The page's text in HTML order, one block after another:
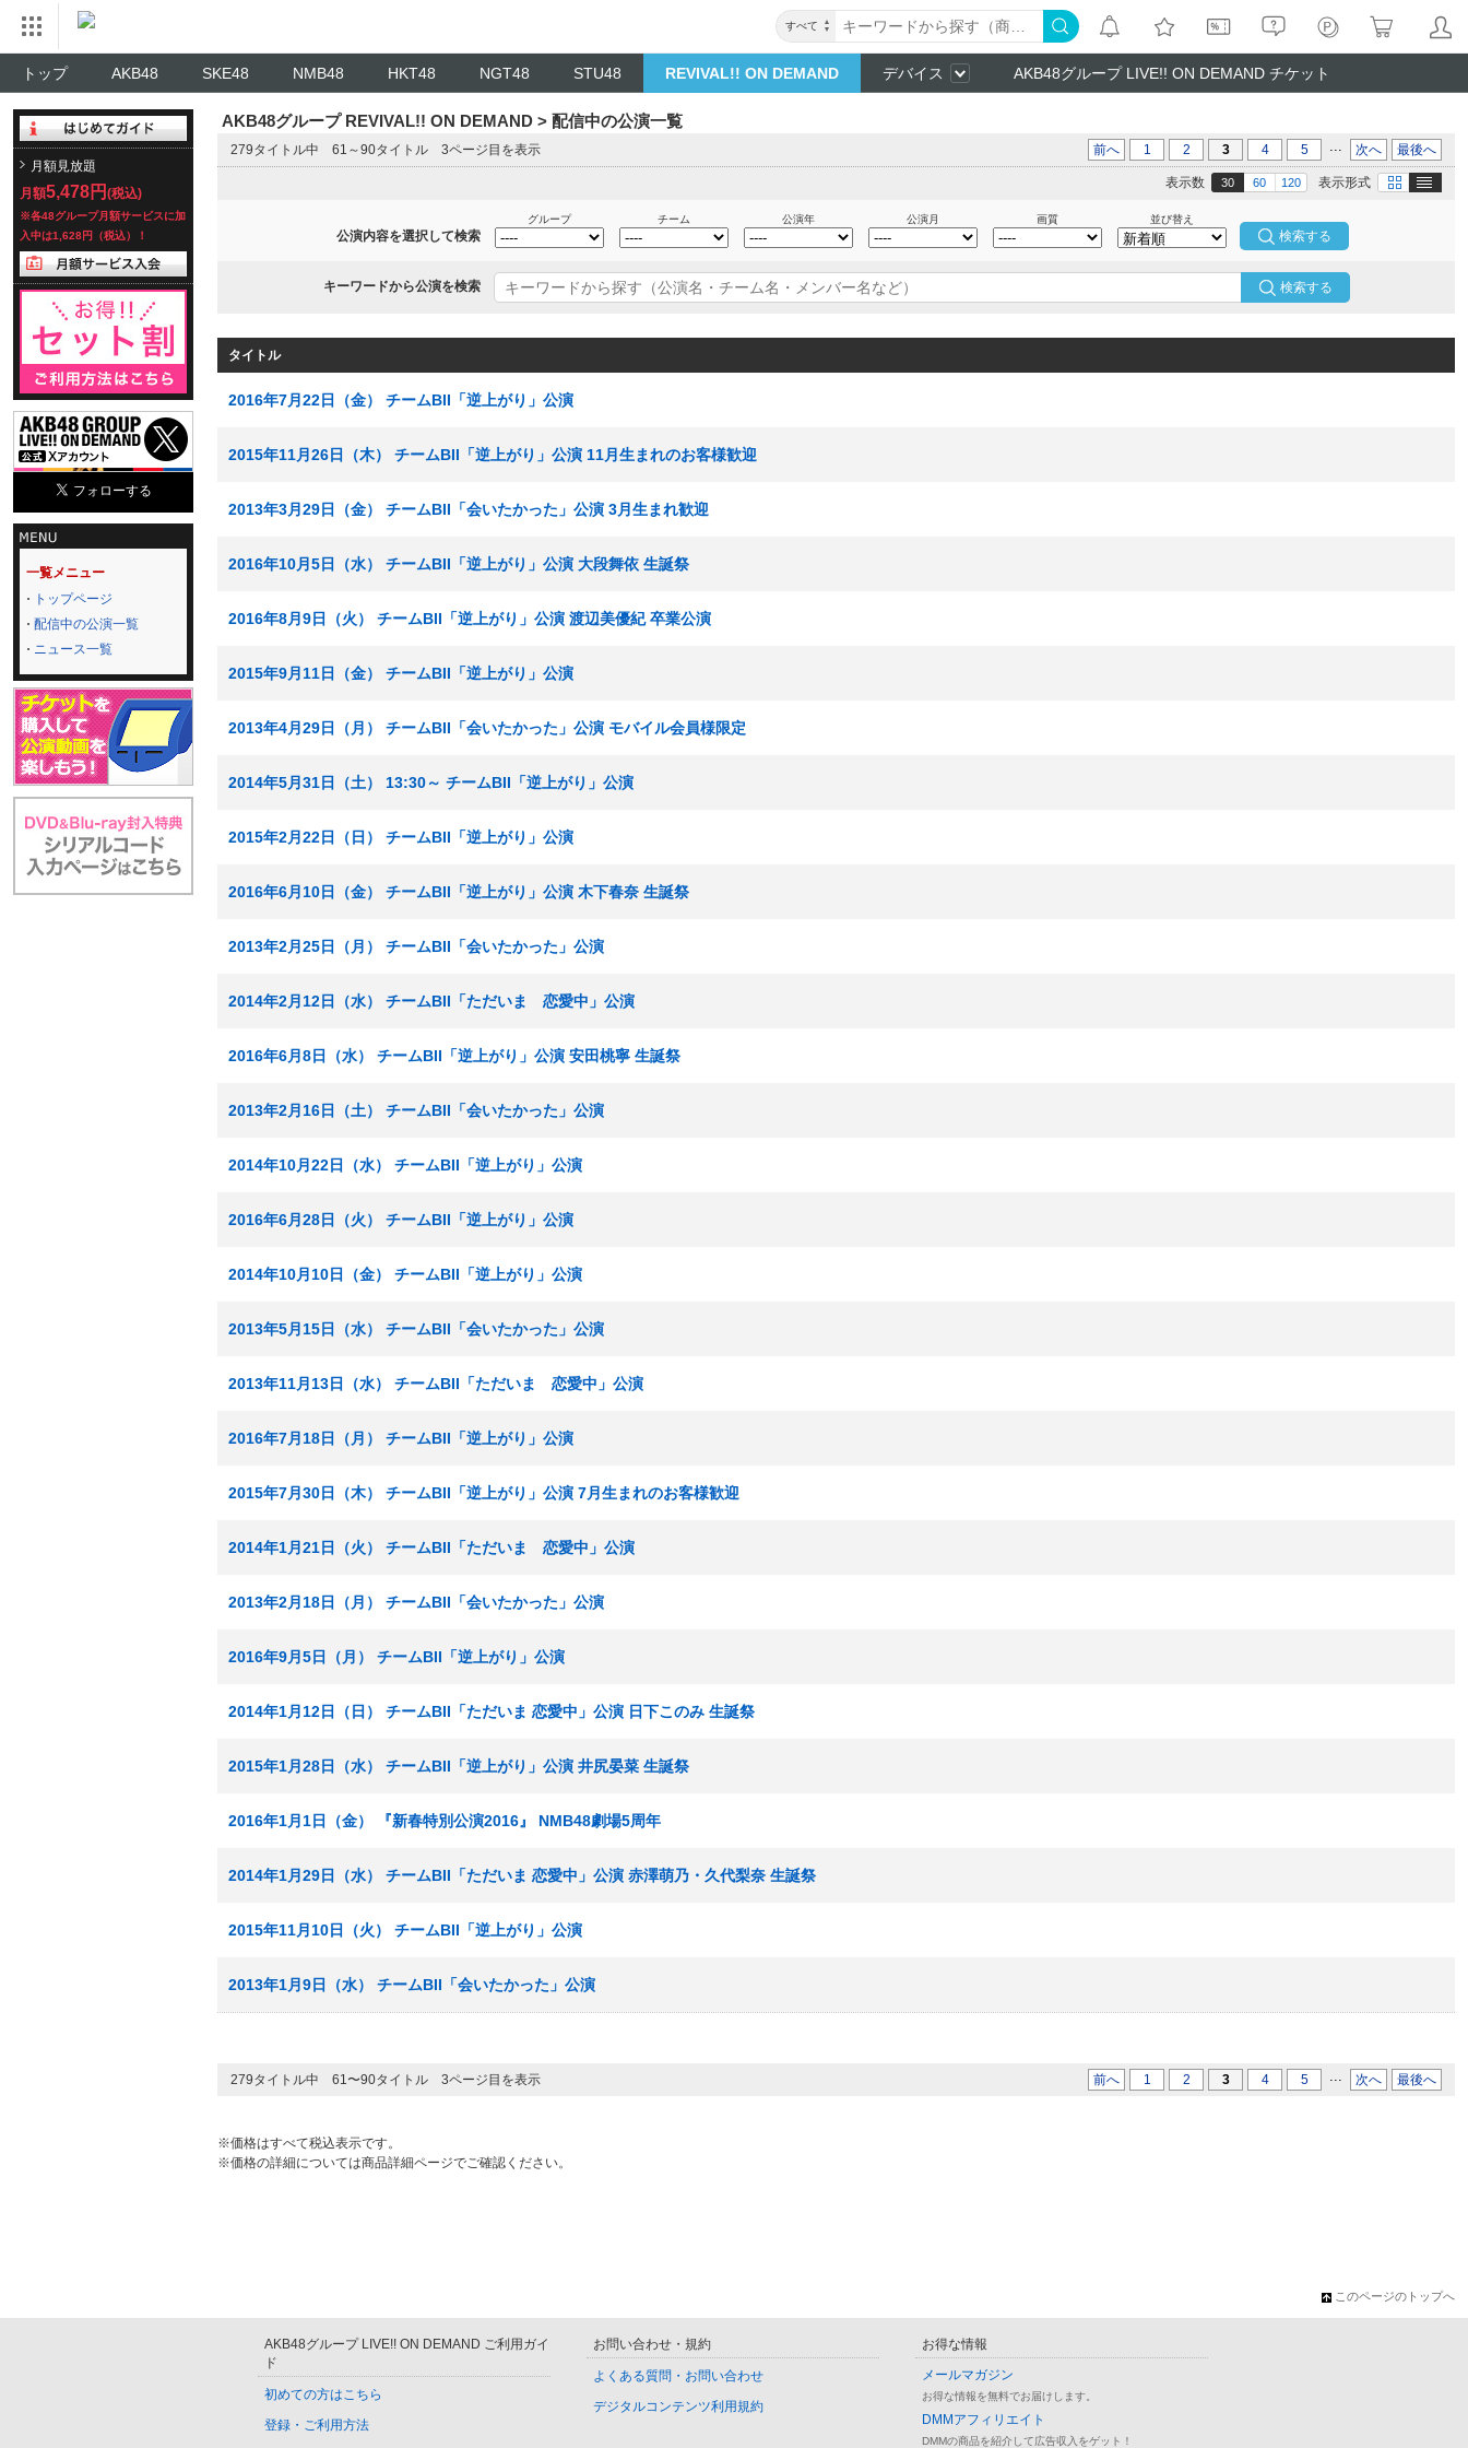
すべて
トップ AKB48 SKE48 NMB48 HKT48 NGT48 STU48 REVIVAL!! ON DEMAND デバイス AKB48グループ LIVE!! ON DEMAND チケット
月額見放題
月額5,478円 (税込)
※各48グループ月額サービスに加
入中は1,628円（税込）！
一覧メニュー
トップページ
配信中の公演一覧
ニュース一覧
AKB48グループ REVIVAL!! ON DEMAND > 配信中の公演一覧
279タイトル中 61～90タイトル 3ページ目を表示 前へ 1 2 3 4 5 ... 次へ 最後へ
表示形式 画像
表示数 30 60 120
公演内容を選択して検索
グループ チーム 公演年 公演月 画質 並び替え
キーワードから公演を検索 検索する
タイトル
2016年7月22日（金） チームBII「逆上がり」公演
2015年11月26日（木） チームBII「逆上がり」公演 11月生まれのお客様歓迎
2013年3月29日（金） チームBII「会いたかった」公演 3月生まれ歓迎
2016年10月5日（水） チームBII「逆上がり」公演 大段舞依 生誕祭
2016年8月9日（火） チームBII「逆上がり」公演 渡辺美優紀 卒業公演
2015年9月11日（金） チームBII「逆上がり」公演
2013年4月29日（月） チームBII「会いたかった」公演 モバイル会員様限定
2014年5月31日（土） 13:30～ チームBII「逆上がり」公演
2015年2月22日（日） チームBII「逆上がり」公演
2016年6月10日（金） チームBII「逆上がり」公演 木下春奈 生誕祭
2013年2月25日（月） チームBII「会いたかった」公演
2014年2月12日（水） チームBII「ただいま 恋愛中」公演
2016年6月8日（水） チームBII「逆上がり」公演 安田桃寧 生誕祭
2013年2月16日（土） チームBII「会いたかった」公演
2014年10月22日（水） チームBII「逆上がり」公演
2016年6月28日（火） チームBII「逆上がり」公演
2014年10月10日（金） チームBII「逆上がり」公演
2013年5月15日（水） チームBII「会いたかった」公演
2013年11月13日（水） チームBII「ただいま 恋愛中」公演
2016年7月18日（月） チームBII「逆上がり」公演
2015年7月30日（木） チームBII「逆上がり」公演 7月生まれのお客様歓迎
2014年1月21日（火） チームBII「ただいま 恋愛中」公演
2013年2月18日（月） チームBII「会いたかった」公演
2016年9月5日（月） チームBII「逆上がり」公演
2014年1月12日（日） チームBII「ただいま 恋愛中」公演 日下このみ 生誕祭
2015年1月28日（水） チームBII「逆上がり」公演 井尻晏菜 生誕祭
2016年1月1日（金） 『新春特別公演2016』 NMB48劇場5周年
2014年1月29日（水） チームBII「ただいま 恋愛中」公演 赤澤萌乃・久代梨奈 生誕祭
2015年11月10日（火） チームBII「逆上がり」公演
2013年1月9日（水） チームBII「会いたかった」公演
279タイトル中 61〜90タイトル 3ページ目を表示 前へ 1 2 3 4 5 ... 次へ 最後へ
※価格はすべて税込表示です。
※価格の詳細については商品詳細ページでご確認ください。
このページのトップへ
AKB48グループ LIVE!! ON DEMAND ご利用ガイ
ド
初めての方はこちら
登録・ご利用方法
お問い合わせ・規約
よくある質問・お問い合わせ
デジタルコンテンツ利用規約
お得な情報
メールマガジン
お得な情報を無料でお届けします。
DMMアフィリエイト
DMMの商品を紹介して広告収入をゲット！